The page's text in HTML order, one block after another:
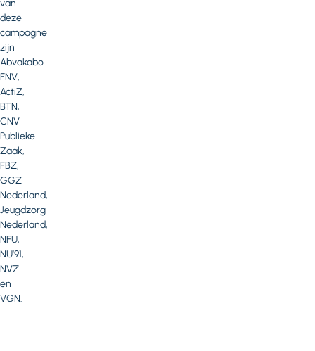
van
deze
campagne
zijn
Abvakabo
FNV,
ActiZ,
BTN,
CNV
Publieke
Zaak,
FBZ,
GGZ
Nederland,
Jeugdzorg
Nederland,
NFU,
NU’91,
NVZ
en
VGN.